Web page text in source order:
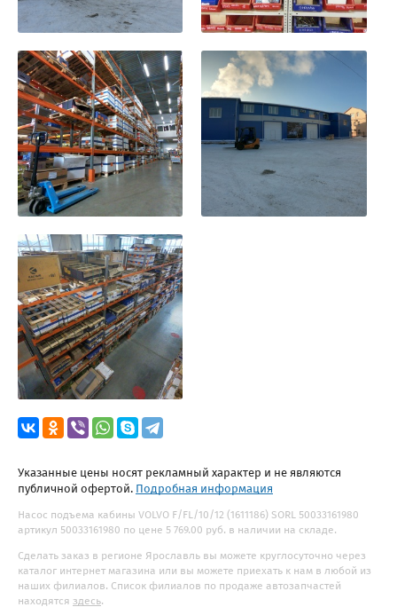
Указанные цены носят рекламный характер и не являются
публичной офертой. Подробная информация
Насос подъема кабины VOLVO F/FL/10/12 (1611186) SORL 50033161980
артикул 50033161980 по цене 5 769.00 руб. в наличии на складе.
Сделать заказ в регионе Ярославль вы можете круглосуточно через
каталог интернет магазина или вы можете приехать к нам в любой из
наших филиалов. Список филиалов по продаже автозапчастей
находятся здесь.